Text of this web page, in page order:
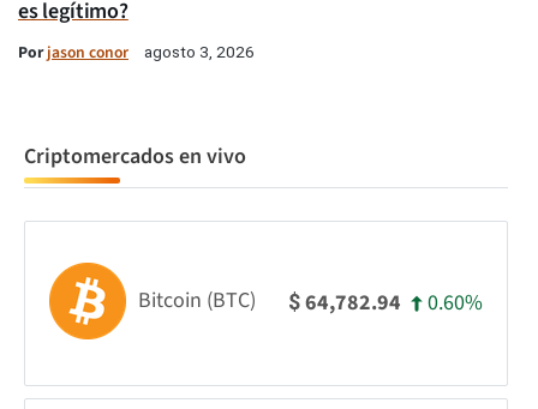
es legítimo?
Porjason conor agosto 3, 2026
Criptomercados en vivo
Bitcoin (BTC) $64,782.94 0.60%